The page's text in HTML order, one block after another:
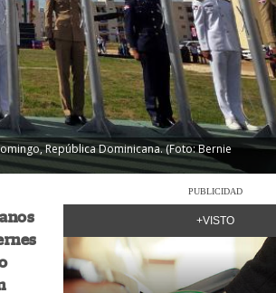
República Dominicana. (Foto: Bernie
PUBLICIDAD
+VISTO